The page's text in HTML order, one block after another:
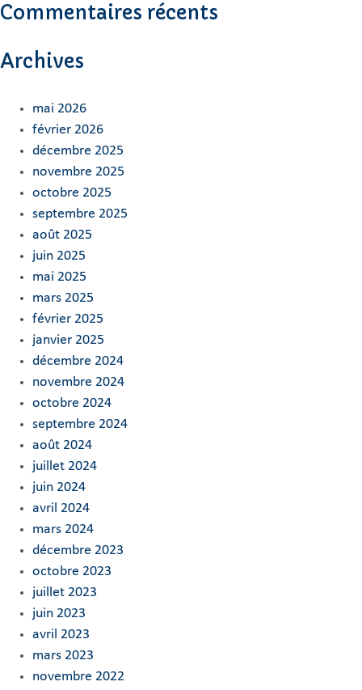
Commentaires récents
Archives
mai 2026
février 2026
décembre 2025
novembre 2025
octobre 2025
septembre 2025
août 2025
juin 2025
mai 2025
mars 2025
février 2025
janvier 2025
décembre 2024
novembre 2024
octobre 2024
septembre 2024
août 2024
juillet 2024
juin 2024
avril 2024
mars 2024
décembre 2023
octobre 2023
juillet 2023
juin 2023
avril 2023
mars 2023
novembre 2022